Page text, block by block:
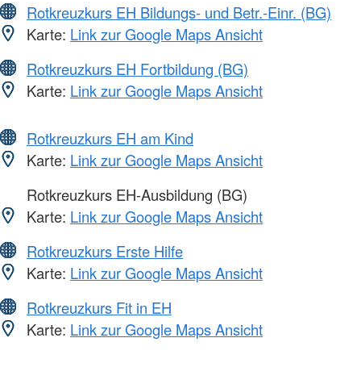
Rotkreuzkurs EH Bildungs- und Betr.-Einr. (BG)
Karte: Link zur Google Maps Ansicht
Rotkreuzkurs EH Fortbildung (BG)
Karte: Link zur Google Maps Ansicht
Rotkreuzkurs EH am Kind
Karte: Link zur Google Maps Ansicht
Rotkreuzkurs EH-Ausbildung (BG)
Karte: Link zur Google Maps Ansicht
Rotkreuzkurs Erste Hilfe
Karte: Link zur Google Maps Ansicht
Rotkreuzkurs Fit in EH
Karte: Link zur Google Maps Ansicht